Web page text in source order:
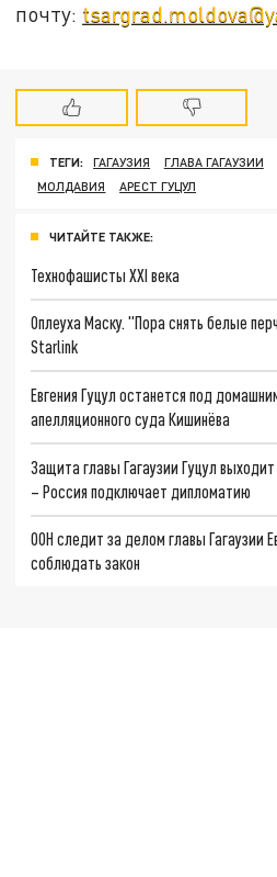
почту:
ТЕГИ: ГАГАУЗИЯ ГЛАВА ГАГАУЗИИ
МОЛДАВИЯ
АРЕСТ ГУЦУЛ
ЧИТАЙТЕ ТАКЖЕ:
Технофашисты XXI века
Оплеуха Маску. "Пора снять белые
Starlink
Евгения Гуцул останется под
апелляционного суда Кишинёва
Защита главы Гагаузии Гуцул
– Россия подключает дипломатию
ООН следит за делом главы Гагаузии
соблюдать закон